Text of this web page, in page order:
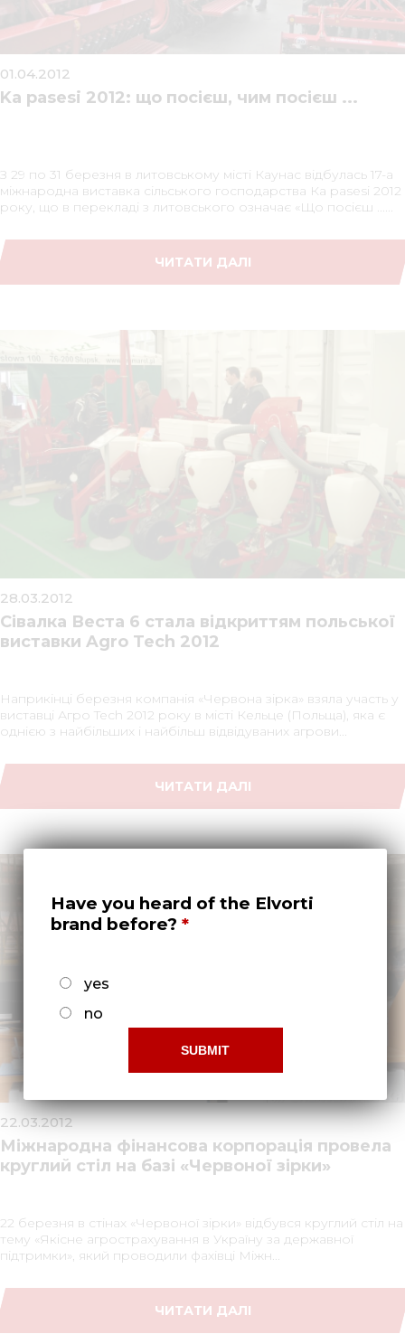
Медіа
01.04.2012
Ka pasesi 2012: що посієш, чим посієш ...
З 29 по 31 березня в литовському місті Каунас відбулась 17-а
міжнародна виставка сільського господарства Ка pasesі 2012
року, що в перекладі з литовського означає «Що посієш ......
ЧИТАТИ ДАЛІ
28.03.2012
Сівалка Веста 6 стала відкриттям польської
виставки Agro Tech 2012
Наприкінці березня компанія «Червона зірка» взяла участь у
виставці Агро Tech 2012 року в місті Кельце (Польща), яка є
однією з найбільших і найбільш відвідуваних агрови...
ЧИТАТИ ДАЛІ
22.03.2012
Міжнародна фінансова корпорація провела
круглий стіл на базі «Червоної зірки»
22 березня в стінах «Червоної зірки» відбувся круглий стіл на
тему «Якісне агрострахування в Україну за державної
підтримки», який проводили фахівці Міжн...
ЧИТАТИ ДАЛІ
Have you heard of the Elvorti
brand before?
yes
no